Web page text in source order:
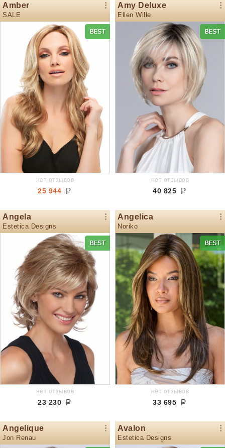
Amber
SALE
нет отзывов
25 944
Amy Deluxe
Ellen Wille
нет отзывов
40 825
Angela
Estetica Designs
нет отзывов
23 230
Angelica
Noriko
нет отзывов
33 695
Angelique
Jon Renau
Avalon
Estetica Designs